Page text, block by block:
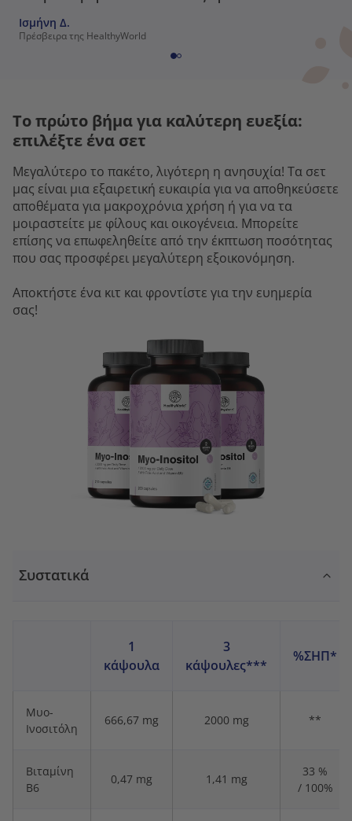
Ισμήνη Δ.
Πρέσβειρα της HealthyWorld
Το πρώτο βήμα για καλύτερη ευεξία:
επιλέξτε ένα σετ
Μεγαλύτερο το πακέτο, λιγότερη η ανησυχία! Τα σετ
μας είναι μια εξαιρετική ευκαιρία για να αποθηκεύσετε
αποθέματα για μακροχρόνια χρήση ή για να τα
μοιραστείτε με φίλους και οικογένεια. Μπορείτε
επίσης να επωφεληθείτε από την έκπτωση ποσότητας
που σας προσφέρει μεγαλύτερη εξοικονόμηση.
Αποκτήστε ένα κιτ και φροντίστε για την ευημερία
σας!
Συστατικά
1
κάψουλα
3
κάψουλες***
%ΣΗΠ*
Μυο-
Ινοσιτόλη
666,67 mg 2000 mg **
Βιταμίνη
Β6
0,47 mg 1,41 mg
33 %
/ 100%